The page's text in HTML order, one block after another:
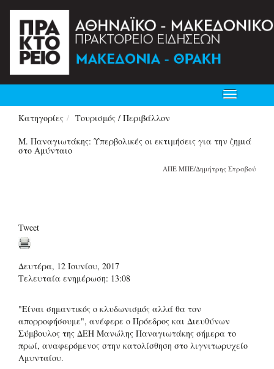
Toggle
navigation
Κατηγορίες
Τουρισμός / Περιβάλλον
Μ. Παναγιωτάκης: Υπερβολικές οι εκτιμήσεις για την ζημιά
στο Αμύνταιο
ΑΠΕ ΜΠΕ/Δημήτρης Στραβού
Tweet
Δευτέρα, 12 Ιουνίου, 2017
Τελευταία ενημέρωση: 13:08
"Είναι σημαντικός ο κλυδωνισμός αλλά θα τον
απορροφήσουμε", ανέφερε ο Πρόεδρος και Διευθύνων
Σύμβουλος της ΔΕΗ Μανώλης Παναγιωτάκης σήμερα το
πρωί, αναφερόμενος στην κατολίσθηση στο λιγνιτωρυχείο
Αμυνταίου.